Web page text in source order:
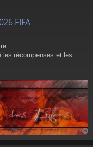
FIFA
....
les récompenses et les
a